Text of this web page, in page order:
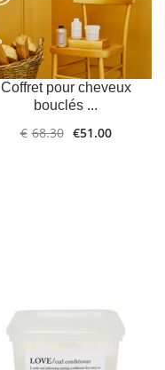
Coffret pour cheveux
bouclés ...
€ 68.30 €51.00
AJOUTER AU
PANIER
PLUS
D'INFOS